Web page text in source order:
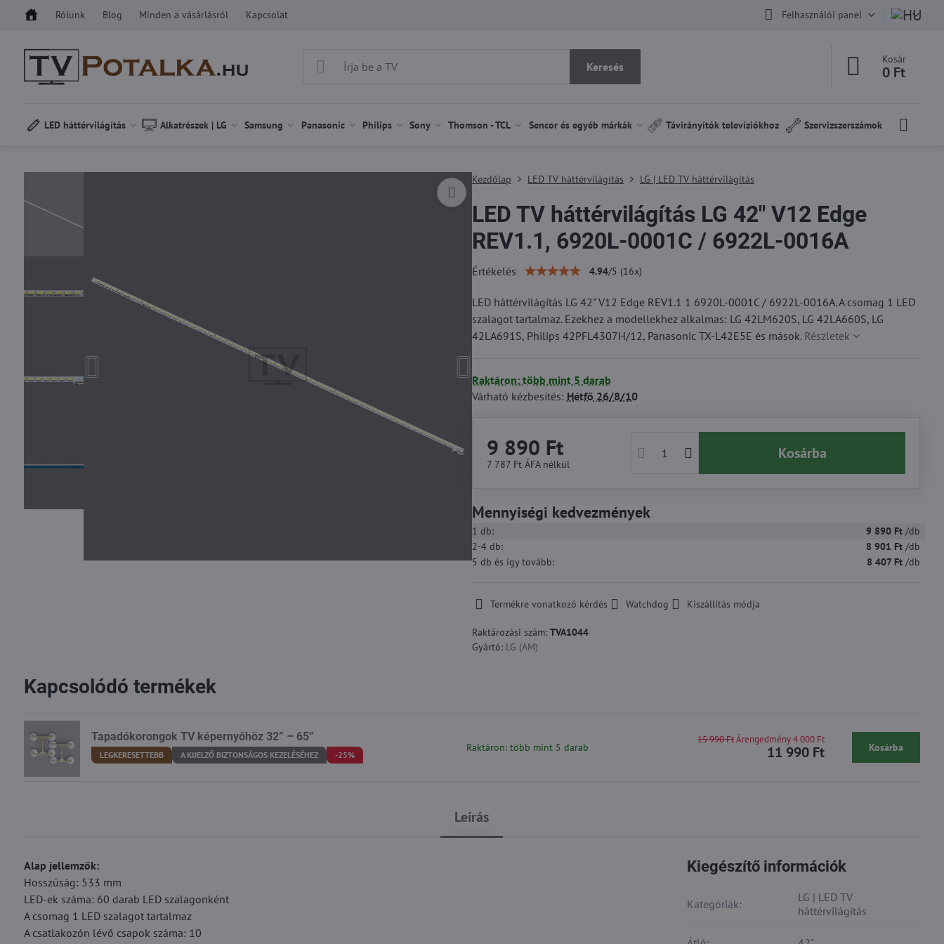
Rólunk Blog Minden a vásárlásról Kapcsolat Felhasználói panel
Keresés
Kosár
0 Ft
LED háttérvilágítás Alkatrészek | LG Samsung Panasonic Philips Sony Thomson - TCL Sencor és egyéb márkák Távirányítók televíziókhoz Szervizszerszámok
Kezdőlap LED TV háttérvilágítás LG | LED TV háttérvilágítás
LED TV háttérvilágítás LG 42" V12 Edge
REV1.1, 6920L-0001C / 6922L-0016A
Értékelés 4.94/5 (16x)
LED háttérvilágítás LG 42" V12 Edge REV1.1 1 6920L-0001C / 6922L-0016A. A csomag 1 LED
szalagot tartalmaz. Ezekhez a modellekhez alkalmas: LG 42LM620S, LG 42LA660S, LG
42LA691S, Philips 42PFL4307H/12, Panasonic TX-L42E5E és mások. Részletek
Raktáron: több mint 5 darab
Várható kézbesítés: Hétfő 26/8/10
9 890 Ft
7 787 Ft ÁFA nélkül
Kosárba
Mennyiségi kedvezmények
1 db: 9 890 Ft /db
2-4db: 8 901 Ft /db
5 db és így tovább: 8 407 Ft /db
Termékre vonatkozó kérdés Watchdog Kiszállítás módja
Raktározási szám: TVA1044
Gyártó: LG (AM)
Leírás
Alap jellemzők:
Hosszúság: 533 mm
LED-ek száma: 60 darab LED szalagonként
A csomag 1 LED szalagot tartalmaz
A csatlakozón lévő csapok száma: 10
Kiegészítő információk
Kategóriák:
LG | LED TV
háttérvilágítás
Kapcsolódó termékek
Tapadókorongok TV képernyőhöz 32” – 65”
LEGKERESETTEBB A KIJELZŐ BIZTONSÁGOS KEZELÉSÉHEZ -25%
Raktáron: több mint 5 darab 11 990 Ft
15 990 Ft Árengedmény 4 000 Ft
Kosárba